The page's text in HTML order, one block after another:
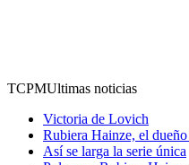
TCPMUltimas noticias
Victoria de Lovich
Rubiera Hainze, el
Así se larga la serie única